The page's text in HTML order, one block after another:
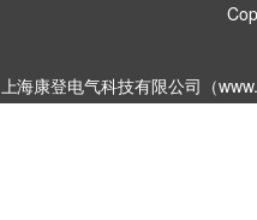
上海康登电气科技有限公司（